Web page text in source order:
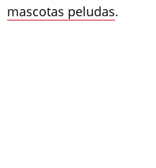
mascotas peludas.